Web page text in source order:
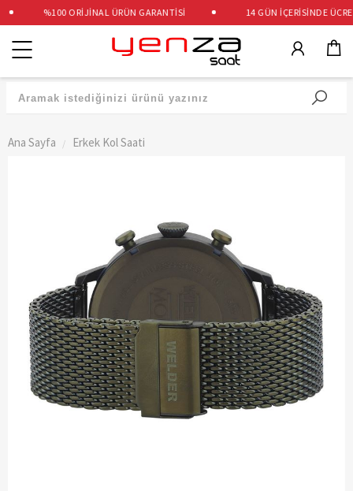
%100 ORİJİNAL ÜRÜN GARANTİSİ 14 GÜN İÇERİSİNDE
Kategoriler
Ana Sayfa Erkek Kol Saati